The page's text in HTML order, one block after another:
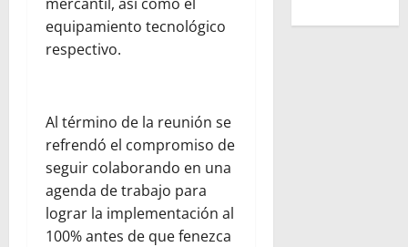
equipamiento tecnológico
respectivo.
Al término de la reunión se
refrendó el compromiso de
seguir colaborando en una
agenda de trabajo para
lograr la implementación al
100% antes de que fenezca